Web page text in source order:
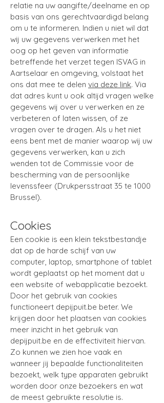
relatie na uw aangifte/deelname en op
basis van ons gerechtvaardigd belang
om u te informeren. Indien u niet wil dat
wij uw gegevens verwerken met het
oog op het geven van informatie
betreffende het verzet tegen ISVAG in
Aartselaar en omgeving, volstaat het
ons dat mee te delen via deze link. Via
dat adres kunt u ook altijd vragen welke
gegevens wij over u verwerken en ze
verbeteren of laten wissen, of ze
vragen over te dragen. Als u het niet
eens bent met de manier waarop wij uw
gegevens verwerken, kan u zich
wenden tot de Commissie voor de
bescherming van de persoonlijke
levenssfeer (Drukpersstraat 35 te 1000
Brussel).
Cookies
Een cookie is een klein tekstbestandje
dat op de harde schijf van uw
computer, laptop, smartphone of tablet
wordt geplaatst op het moment dat u
een website of webapplicatie bezoekt.
Door het gebruik van cookies
functioneert depijpuit.be beter. We
krijgen door het plaatsen van cookies
meer inzicht in het gebruik van
depijpuit.be en de effectiviteit hiervan.
Zo kunnen we zien hoe vaak en
wanneer jij bepaalde functionaliteiten
bezoekt, welk type apparaten gebruikt
worden door onze bezoekers en wat
de meest gebruikte resolutie is.